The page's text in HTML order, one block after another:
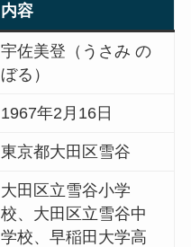
内容
宇佐美登（うさみ の
ぼる）
1967年2月16日
東京都大田区雪谷
大田区立雪谷小学
校、大田区立雪谷中
学校、早稲田大学高